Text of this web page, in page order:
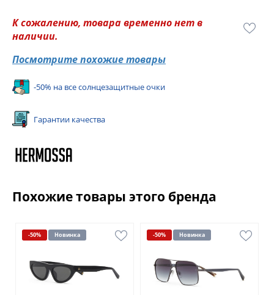
К сожалению, товара временно нет в
наличии.
Посмотрите похожие товары
-50% на все солнцезащитные очки
Гарантии качества
Похожие товары этого бренда
-50% Новинка -50% Новинка